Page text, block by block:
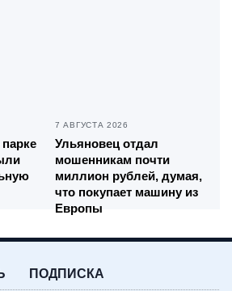
7 АВГУСТА 2026
Ульяновец отдал
мошенникам почти
миллион рублей, думая,
что покупает машину из
Европы
ПОДПИСКА